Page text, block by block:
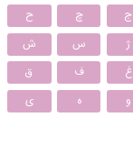
ج چ
ح
ژ س
ش
غ ف
ق
و ه ی